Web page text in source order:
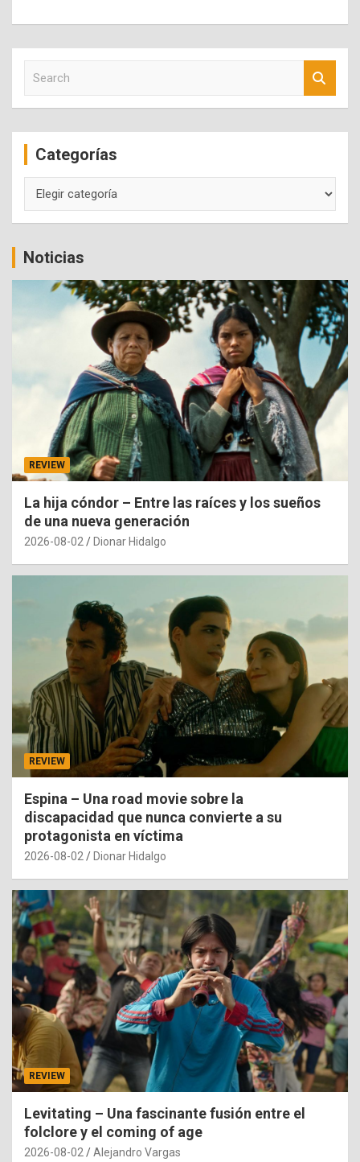
c
Categorías
Noticias
REVIEW
La hija cóndor – Entre las raíces y los sueños
de una nueva generación
2026-08-02 Dionar Hidalgo
REVIEW
Espina – Una road movie sobre la
discapacidad que nunca convierte a su
protagonista en víctima
2026-08-02 Dionar Hidalgo
REVIEW
Levitating – Una fascinante fusión entre el
folclore y el coming of age
2026-08-02 Alejandro Vargas